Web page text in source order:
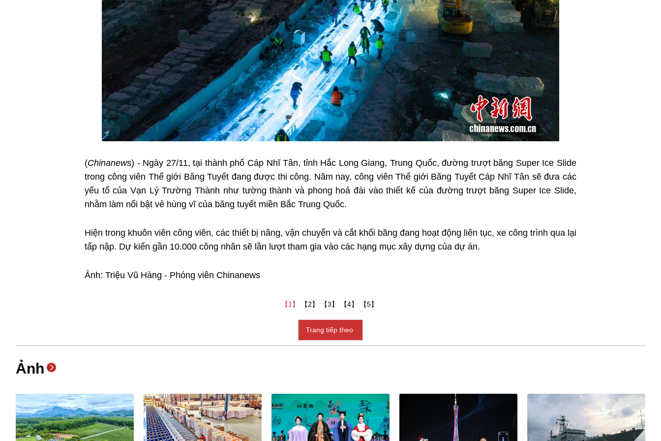
اردو
(Chinanews) - Ngày 27/11, tại thành phố Cáp Nhĩ Tân, tỉnh Hắc Long Giang, Trung Quốc, đường trượt băng Super Ice Slide
trong công viên Thế giới Băng Tuyết đang được thi công. Năm nay, công viên Thế giới Băng Tuyết Cáp Nhĩ Tân sẽ đưa các
yếu tố của Vạn Lý Trường Thành như tường thành và phong hoả đài vào thiết kế của đường trượt băng Super Ice Slide,
nhằm làm nổi bật vẻ hùng vĩ của băng tuyết miền Bắc Trung Quốc.
Hiện trong khuôn viên công viên, các thiết bị nâng, vận chuyển và cắt khối băng đang hoạt động liên tục, xe công trình qua lại
tấp nập. Dự kiến gần 10.000 công nhân sẽ lần lượt tham gia vào các hạng mục xây dựng của dự án.
Ảnh: Triệu Vũ Hàng - Phóng viên Chinanews
【1】 【2】 【3】 【4】 【5】
Trang tiếp theo
Ảnh